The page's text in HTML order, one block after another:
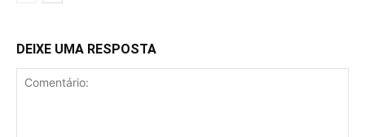
DEIXE UMA RESPOSTA